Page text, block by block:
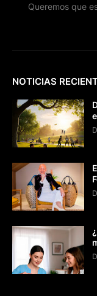
Queremos que
NOTICIAS